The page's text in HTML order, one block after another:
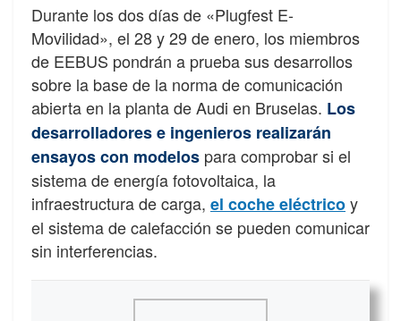
Durante los dos días de «Plugfest E-
Movilidad», el 28 y 29 de enero, los miembros
de EEBUS pondrán a prueba sus desarrollos
sobre la base de la norma de comunicación
abierta en la planta de Audi en Bruselas. Los
desarrolladores e ingenieros realizarán
ensayos con modelos para comprobar si el
sistema de energía fotovoltaica, la
infraestructura de carga, el coche eléctricoy
el sistema de calefacción se pueden comunicar
sin interferencias.